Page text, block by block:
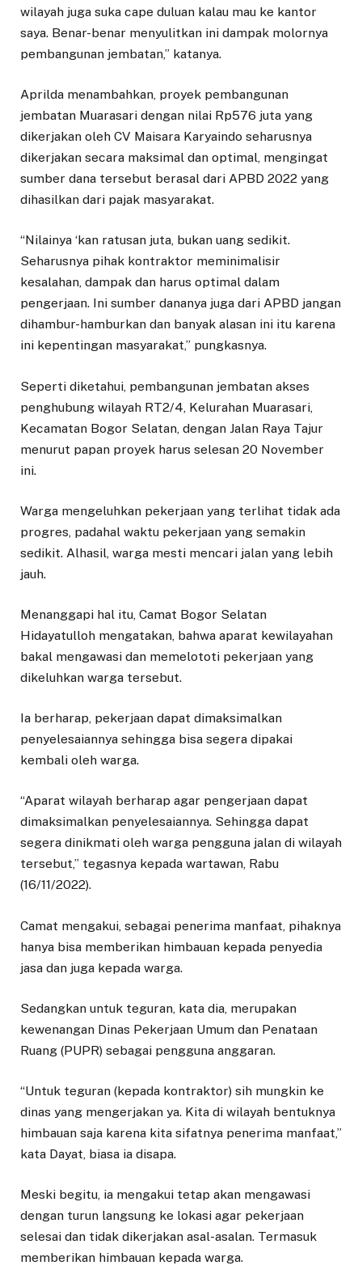
wilayah juga suka cape duluan kalau mau ke kantor
saya. Benar-benar menyulitkan ini dampak molornya
pembangunan jembatan,” katanya.
Aprilda menambahkan, proyek pembangunan
jembatan Muarasari dengan nilai Rp576 juta yang
dikerjakan oleh CV Maisara Karyaindo seharusnya
dikerjakan secara maksimal dan optimal, mengingat
sumber dana tersebut berasal dari APBD 2022 yang
dihasilkan dari pajak masyarakat.
“Nilainya ‘kan ratusan juta, bukan uang sedikit.
Seharusnya pihak kontraktor meminimalisir
kesalahan, dampak dan harus optimal dalam
pengerjaan. Ini sumber dananya juga dari APBD jangan
dihambur-hamburkan dan banyak alasan ini itu karena
ini kepentingan masyarakat,” pungkasnya.
Seperti diketahui, pembangunan jembatan akses
penghubung wilayah RT2/4, Kelurahan Muarasari,
Kecamatan Bogor Selatan, dengan Jalan Raya Tajur
menurut papan proyek harus selesan 20 November
ini.
Warga mengeluhkan pekerjaan yang terlihat tidak ada
progres, padahal waktu pekerjaan yang semakin
sedikit. Alhasil, warga mesti mencari jalan yang lebih
jauh.
Menanggapi hal itu, Camat Bogor Selatan
Hidayatulloh mengatakan, bahwa aparat kewilayahan
bakal mengawasi dan memelototi pekerjaan yang
dikeluhkan warga tersebut.
Ia berharap, pekerjaan dapat dimaksimalkan
penyelesaiannya sehingga bisa segera dipakai
kembali oleh warga.
“Aparat wilayah berharap agar pengerjaan dapat
dimaksimalkan penyelesaiannya. Sehingga dapat
segera dinikmati oleh warga pengguna jalan di wilayah
tersebut,” tegasnya kepada wartawan, Rabu
(16/11/2022).
Camat mengakui, sebagai penerima manfaat, pihaknya
hanya bisa memberikan himbauan kepada penyedia
jasa dan juga kepada warga.
Sedangkan untuk teguran, kata dia, merupakan
kewenangan Dinas Pekerjaan Umum dan Penataan
Ruang (PUPR) sebagai pengguna anggaran.
“Untuk teguran (kepada kontraktor) sih mungkin ke
dinas yang mengerjakan ya. Kita di wilayah bentuknya
himbauan saja karena kita sifatnya penerima manfaat,”
kata Dayat, biasa ia disapa.
Meski begitu, ia mengakui tetap akan mengawasi
dengan turun langsung ke lokasi agar pekerjaan
selesai dan tidak dikerjakan asal-asalan. Termasuk
memberikan himbauan kepada warga.